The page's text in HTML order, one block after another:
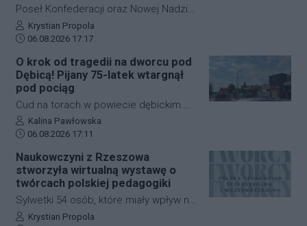
Poseł Konfederacji oraz Nowej Nadziei,
Michał Połuboczek, deklaruje
gotowość do zaangażowania się w
przeprowadzenia referendum w
sprawie odwołania prezydenta
Rzeszowa, Konrada Fijołka. W
programie "Cogito… u Raczyńskiej" na
antenie wPolsce24 ocenił, że jeśli
Miasta, możliwe będzie rozpoczęcie
zbiórki podpisów wśród mieszkańców.
Autor artykułu:
Krystian Propola
Data dodania artykułu:
06.08.2026 17:17
O krok od tragedii na dworcu pod
Dębicą! Pijany 75-latek wtargnął
pod pociąg
Cud na torach w powiecie dębickim.
Pijany 75-letni mężczyzna wtargnął pod
nadjeżdżający pociąg na dworcu PKP w
Czarnej. Mimo że zdarzenie wyglądało
dramatycznie, senior wyszedł z niego
bez poważniejszych obrażeń. Skutkiem
incydentu były jednak spore utrudnienia
na kolei, ruch pociągów zablokowano
Autor artykułu:
Kalina Pawłowska
Data dodania artykułu:
06.08.2026 17:11
Naukowczyni z Rzeszowa
stworzyła wirtualną wystawę o
twórcach polskiej pedagogiki
Sylwetki 54 osób, które miały wpływ na
rozwój polskiej edukacji przedszkolnej i
Autor artykułu:
Krystian Propola